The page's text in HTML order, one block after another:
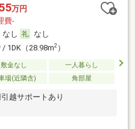
万円
費-
なし
なし
/ 1DK（28.98m2）
敷金なし
一人暮らし
場(近隣含) 角部屋
越サポートあり